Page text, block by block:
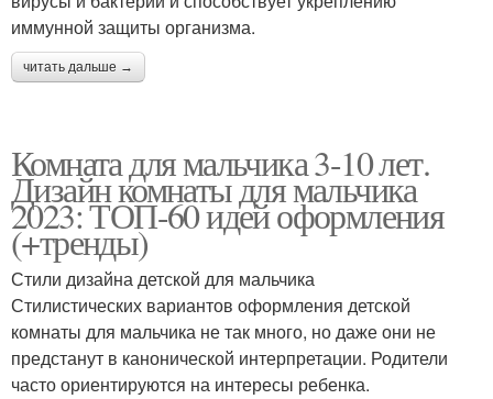
иммунной защиты организма.
читать дальше →
Комната для мальчика 3-10 лет.
Дизайн комнаты для мальчика
2023: ТОП-60 идей оформления
(+тренды)
Стили дизайна детской для мальчика
Стилистических вариантов оформления детской
комнаты для мальчика не так много, но даже они не
предстанут в канонической интерпретации. Родители
часто ориентируются на интересы ребенка.